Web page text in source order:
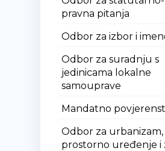
pravna pitanja
Odbor za izbor i
Odbor za suradnju s
jedinicama lokalne
samouprave
Mandatno
Odbor za urbanizam,
prostorno uređenje i